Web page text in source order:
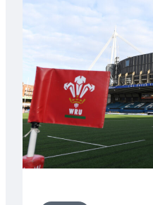
Cardiff
contribution
Wales
U20s